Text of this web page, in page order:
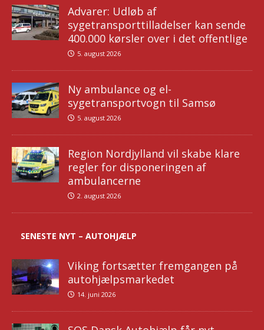
Advarer: Udløb af
sygetransporttilladelser kan sende
400.000 kørsler over i det offentlige
5. august 2026
Ny ambulance og el-
sygetransportvogn til Samsø
5. august 2026
Region Nordjylland vil skabe klare
regler for disponeringen af
ambulancerne
2. august 2026
SENESTE NYT – AUTOHJÆLP
Viking fortsætter fremgangen på
autohjælpsmarkedet
14. juni 2026